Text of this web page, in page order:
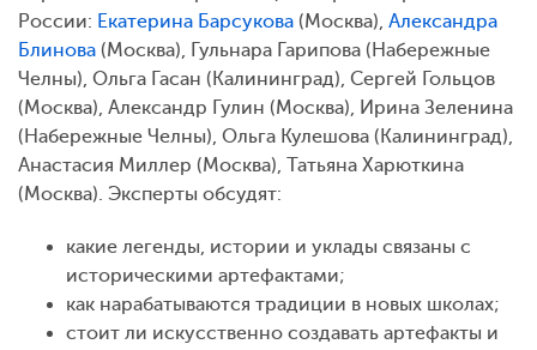
России: Екатерина Барсукова (Москва), Александра
Блинова (Москва), Гульнара Гарипова (Набережные
Челны), Ольга Гасан (Калининград), Сергей Гольцов
(Москва), Александр Гулин (Москва), Ирина Зеленина
(Набережные Челны), Ольга Кулешова (Калининград),
Анастасия Миллер (Москва), Татьяна Харюткина
(Москва). Эксперты обсудят:
какие легенды, истории и уклады связаны с
историческими артефактами;
как нарабатываются традиции в новых школах;
стоит ли искусственно создавать артефакты и